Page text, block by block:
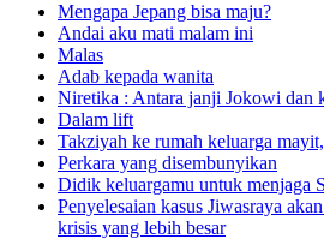
Mengapa Jepang bisa maju?
Andai aku mati malam ini
Malas
Adab kepada wanita
Niretika : Antara janji Jokowi dan
Dalam lift
Takziyah ke rumah keluarga
Perkara yang disembunyikan
Didik keluargamu untuk menjaga
Penyelesaian kasus Jiwasraya
krisis yang lebih besar